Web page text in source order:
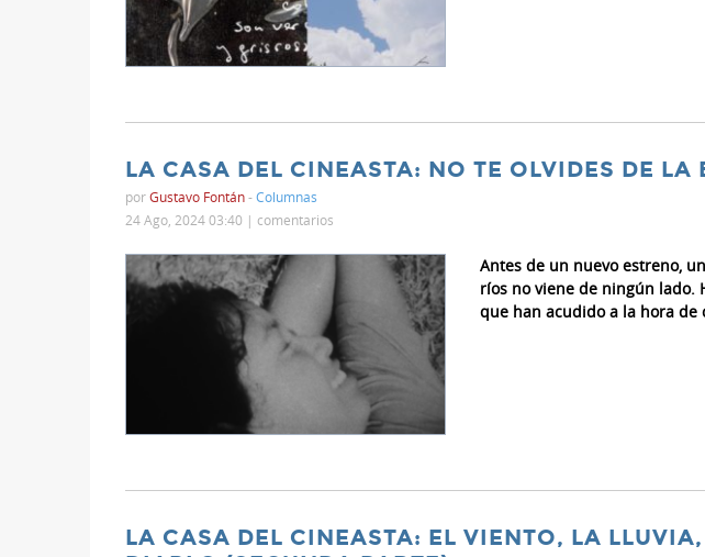
LA CASA DEL CINEASTA: NO TE OLVIDES DE LA
porGustavo Fontán-Columnas
24 Ago, 2024 03:40 | comentarios
Antes de un nuevo estreno,
ríos no viene de ningún lado.
que han acudido a la hora
LA CASA DEL CINEASTA: EL VIENTO, LA